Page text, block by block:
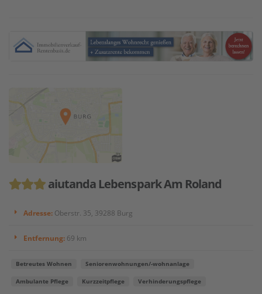
aiutanda Lebenspark Am Roland
Adresse: Oberstr. 35, 39288 Burg
Entfernung: 69 km
Betreutes Wohnen Seniorenwohnungen/-wohnanlage
Ambulante Pflege Kurzzeitpflege Verhinderungspflege